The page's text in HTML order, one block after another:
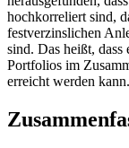
hochkorreliert sind,
festverzinslichen
sind. Das heißt,
Portfolios im
erreicht werden kann.